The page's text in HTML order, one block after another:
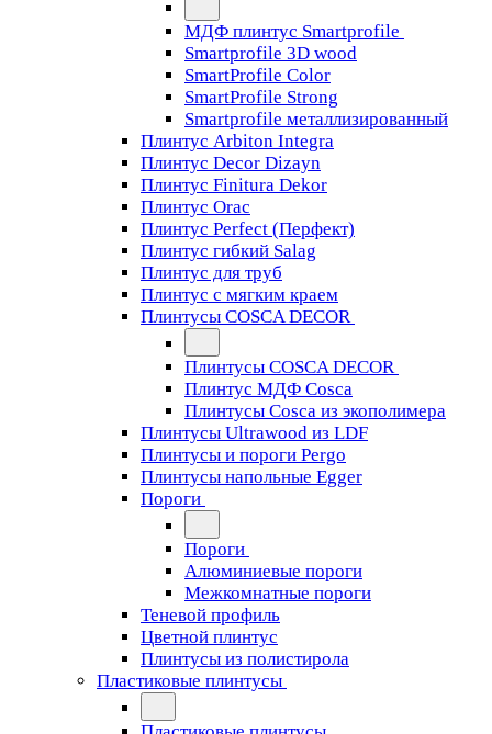
МДФ плинтус Smartprofile
Smartprofile 3D wood
SmartProfile Color
SmartProfile Strong
Smartprofile металлизированный
Плинтус Arbiton Integra
Плинтус Decor Dizayn
Плинтус Finitura Dekor
Плинтус Orac
Плинтус Perfect (Перфект)
Плинтус гибкий Salag
Плинтус для труб
Плинтус с мягким краем
Плинтусы COSCA DECOR
Плинтусы COSCA DECOR
Плинтус МДФ Cosca
Плинтусы Cosca из экополимера
Плинтусы Ultrawood из LDF
Плинтусы и пороги Pergo
Плинтусы напольные Egger
Пороги
Пороги
Алюминиевые пороги
Межкомнатные пороги
Теневой профиль
Цветной плинтус
Плинтусы из полистирола
Пластиковые плинтусы